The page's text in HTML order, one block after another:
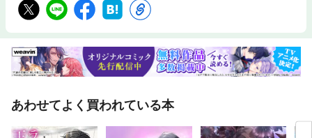
あわせてよく買われている本